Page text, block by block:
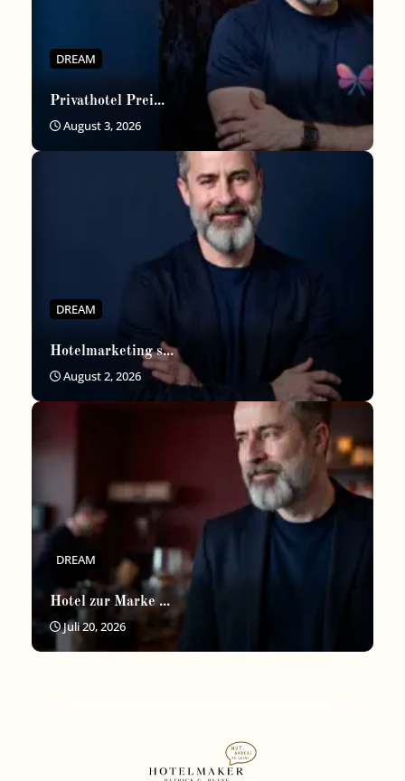
DREAM
Privathotel Prei...
August 3, 2026
DREAM
Hotelmarketing s...
August 2, 2026
DREAM
Hotel zur Marke ...
Juli 20, 2026